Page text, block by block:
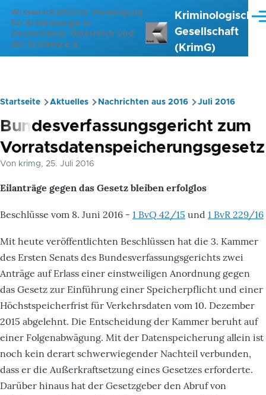
Direkt zum Inhalt
Wissenschaftliche Vereinigung
für Kriminologie in
Deutschland, Österreich und
der Schweiz e.V.
Kriminologische
Gesellschaft
(KrimG)
Pfadnavigation
Startseite Aktuelles Nachrichten aus 2016 Juli 2016
Bundesverfassungsgericht zum
Vorratsdatenspeicherungsgesetz
Von krimg, 25. Juli 2016
Eilanträge gegen das Gesetz bleiben erfolglos
Beschlüsse vom 8. Juni 2016 - 1 BvQ 42/15 und 1 BvR 229/16
Mit heute veröffentlichten Beschlüssen hat die 3. Kammer
des Ersten Senats des Bundesverfassungsgerichts zwei
Anträge auf Erlass einer einstweiligen Anordnung gegen
das Gesetz zur Einführung einer Speicherpflicht und einer
Höchstspeicherfrist für Verkehrsdaten vom 10. Dezember
2015 abgelehnt. Die Entscheidung der Kammer beruht auf
einer Folgenabwägung. Mit der Datenspeicherung allein ist
noch kein derart schwerwiegender Nachteil verbunden,
dass er die Außerkraftsetzung eines Gesetzes erforderte.
Darüber hinaus hat der Gesetzgeber den Abruf von